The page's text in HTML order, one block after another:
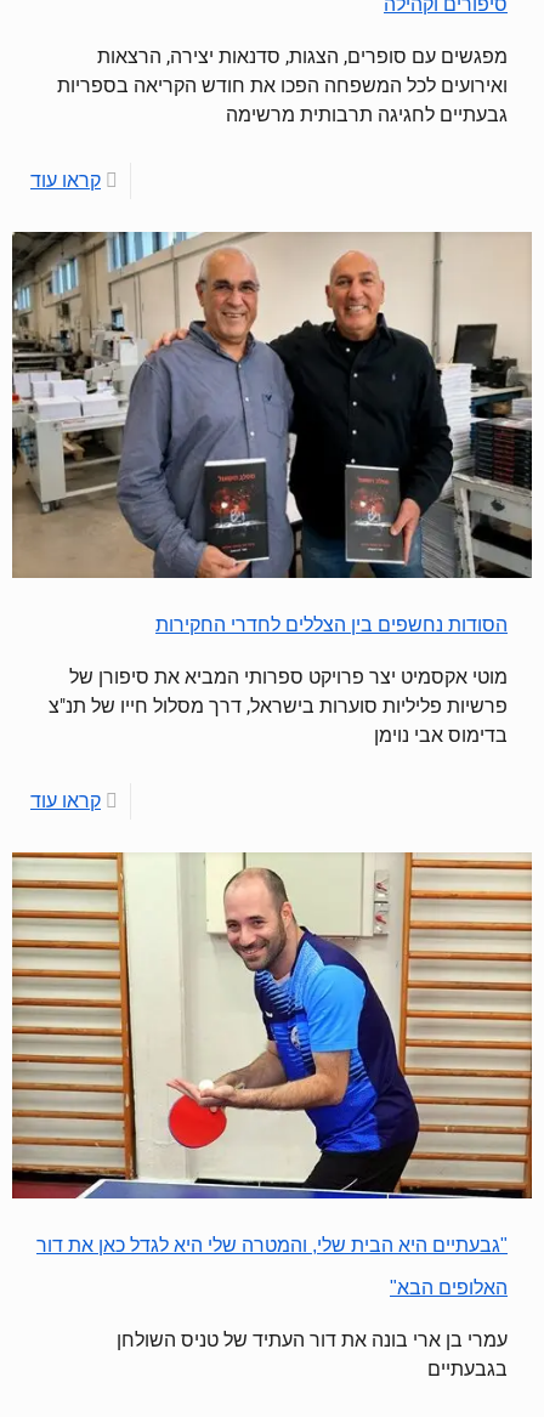
מפגשים עם סופרים, הצגות, סדנאות יצירה, הרצאות
ואירועים לכל המשפחה הפכו את חודש הקריאה בספריות
גבעתיים לחגיגה תרבותית מרשימה
קראו עוד
הסודות נחשפים בין הצללים לחדרי החקירות
מוטי אקסמיט יצר פרויקט ספרותי המביא את סיפורן של
פרשיות פליליות סוערות בישראל, דרך מסלול חייו של תנ"צ
בדימוס אבי נוימן
קראו עוד
"גבעתיים היא הבית שלי, והמטרה שלי היא לגדל כאן את דור
האלופים הבא"
עמרי בן ארי בונה את דור העתיד של טניס השולחן
בגבעתיים